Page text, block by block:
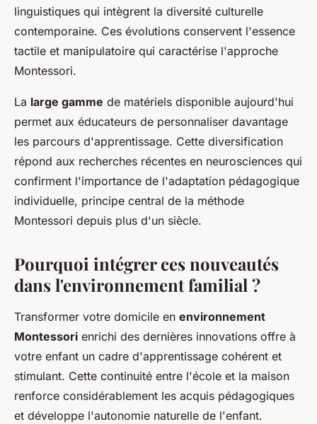
linguistiques qui intègrent la diversité culturelle
contemporaine. Ces évolutions conservent l'essence
tactile et manipulatoire qui caractérise l'approche
Montessori.
La large gamme de matériels disponible aujourd'hui
permet aux éducateurs de personnaliser davantage
les parcours d'apprentissage. Cette diversification
répond aux recherches récentes en neurosciences qui
confirment l'importance de l'adaptation pédagogique
individuelle, principe central de la méthode
Montessori depuis plus d'un siècle.
Pourquoi intégrer ces nouveautés
dans l'environnement familial ?
Transformer votre domicile en environnement
Montessori enrichi des dernières innovations offre à
votre enfant un cadre d'apprentissage cohérent et
stimulant. Cette continuité entre l'école et la maison
renforce considérablement les acquis pédagogiques
et développe l'autonomie naturelle de l'enfant.